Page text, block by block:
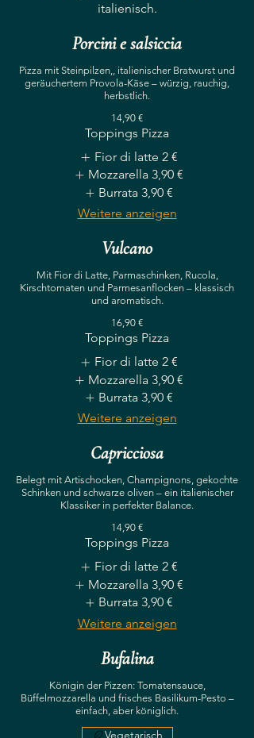
italienisch.
Porcini e salsiccia
Pizza mit Steinpilzen,, italienischer Bratwurst und
geräuchertem Provola-Käse – würzig, rauchig,
herbstlich.
14,90 €
Toppings Pizza
Fior di latte 2 €
Mozzarella 3,90 €
Burrata 3,90 €
Weitere anzeigen
Vulcano
Mit Fior di Latte, Parmaschinken, Rucola,
Kirschtomaten und Parmesanflocken – klassisch
und aromatisch.
16,90 €
Toppings Pizza
Fior di latte 2 €
Mozzarella 3,90 €
Burrata 3,90 €
Weitere anzeigen
Capricciosa
Belegt mit Artischocken, Champignons, gekochte
Schinken und schwarze oliven – ein italienischer
Klassiker in perfekter Balance.
14,90 €
Toppings Pizza
Fior di latte 2 €
Mozzarella 3,90 €
Burrata 3,90 €
Weitere anzeigen
Bufalina
Königin der Pizzen: Tomatensauce,
Büffelmozzarella und frisches Basilikum-Pesto –
einfach, aber königlich.
Vegetarisch